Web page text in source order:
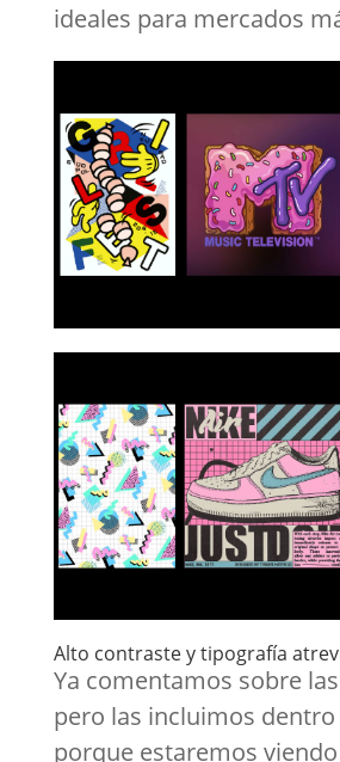
ideales para mercados
Alto contraste y tipografía
Ya comentamos sobre
pero las incluimos dentro
porque estaremos